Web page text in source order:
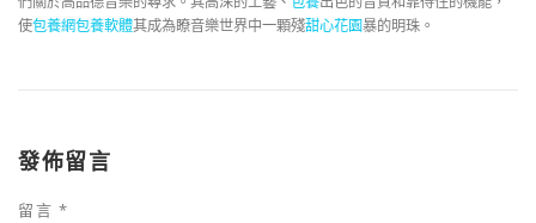
使包養網包養軟體其成為瞭音樂世界中一顆殘甜心花園暴的明珠。
發佈留言
留言 *